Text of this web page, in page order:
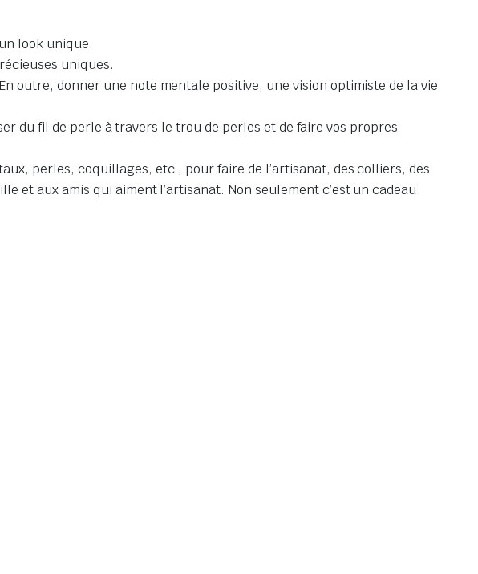
look unique.
uniques.
outre, donner une note mentale positive, une vision optimiste de la vie
du fil de perle à travers le trou de perles et de faire vos propres
perles, coquillages, etc., pour faire de l’artisanat, des colliers, des
et aux amis qui aiment l’artisanat. Non seulement c’est un cadeau